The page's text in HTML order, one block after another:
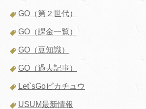
GO（第２世代）
GO（課金一覧）
GO（豆知識）
GO（過去記事）
Let`sGoピカチュウ
USUM最新情報